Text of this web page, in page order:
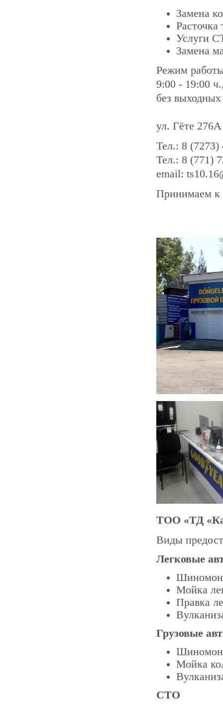
Замена
Расточка
Услуги
Замена
Режим
9:00 - 19:00
без выходных
ул. Гёте 276А
Тел.: 8 (7273)
Тел.: 8 (771)
email:
Принимаем к
ТОО «ТД
Виды
Легковые
Мойка
Правка
Грузовые
Мойка
СТО